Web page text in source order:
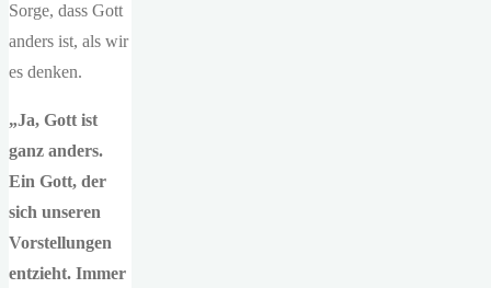
Sorge, dass Gott
anders ist, als wir
es denken.
„Ja, Gott ist
ganz anders.
Ein Gott, der
sich unseren
Vorstellungen
entzieht. Immer